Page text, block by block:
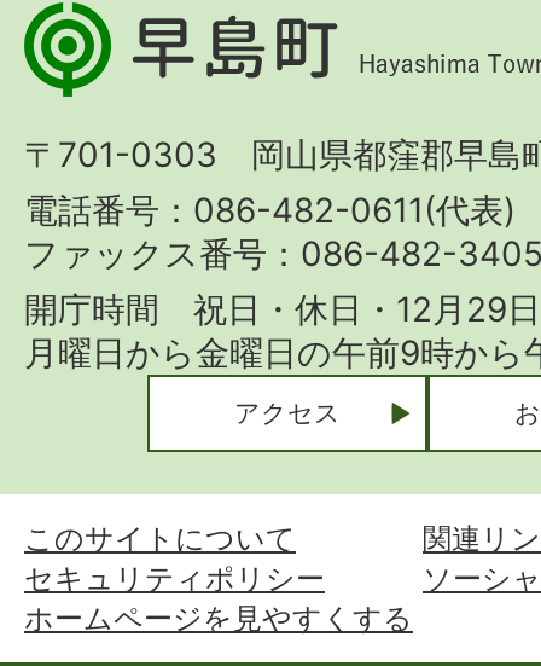
早
島
Hayashima
Town
〒701-0303 岡山県都窪郡早島
電話番号：086-482-0611(代表)
ファックス番号：086-482-
開庁時間 祝日・休日・12月29
月曜日から金曜日の午前9時か
アクセス
このサイトについて
関連リ
セキュリティポリシー
ソーシ
ホームページを見やすくする